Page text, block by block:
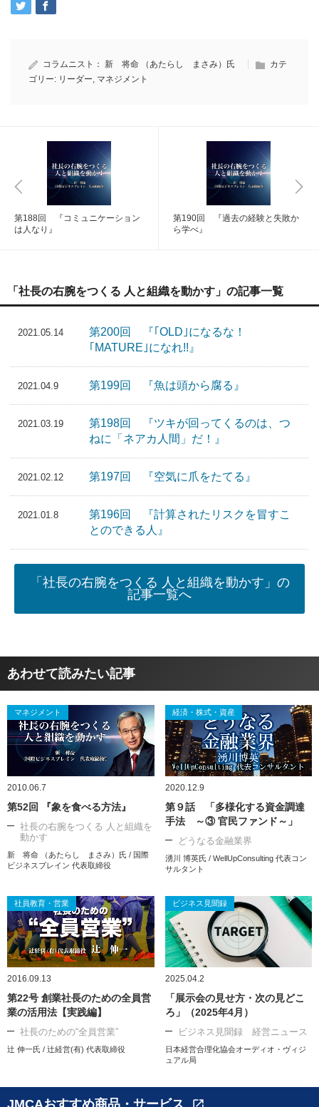
コラムニスト： 新 将命 （あたらし まさみ）氏
カテ
ゴリー: リーダー, マネジメント
第188回 『コミュニケーション
は人なり』
第190回 『過去の経験と失敗か
ら学べ』
「社長の右腕をつくる 人と組織を動かす」の記事一覧
2021.05.14
第200回 『｢OLD｣になるな！
｢MATURE｣になれ!!』
2021.04.9 第199回 『魚は頭から腐る』
2021.03.19
第198回 『ツキが回ってくるのは、つ
ねに「ネアカ人間」だ！』
2021.02.12 第197回 『空気に爪をたてる』
2021.01.8
第196回 『計算されたリスクを冒すこ
とのできる人』
「社長の右腕をつくる 人と組織を動かす」の
記事一覧へ
あわせて読みたい記事
マネジメント
2010.06.7
第52回 『象を食べる方法』
社長の右腕をつくる 人と組織を
動かす
新 将命 （あたらし まさみ）氏 / 国際
ビジネスブレイン 代表取締役
経済・株式・資産
2020.12.9
第９話 「多様化する資金調達
手法 ～③ 官民ファンド～」
どうなる金融業界
湧川 博英氏 / WellUpConsulting 代表コン
サルタント
社員教育・営業
2016.09.13
第22号 創業社長のための全員営
業の活用法【実践編】
社長のための“全員営業”
辻 伸一氏 / 辻経営(有) 代表取締役
ビジネス見聞録
2025.04.2
「展示会の見せ方・次の見どこ
ろ」（2025年4月）
ビジネス見聞録 経営ニュース
日本経営合理化協会オーディオ・ヴィジ
ュアル局
open_in_new